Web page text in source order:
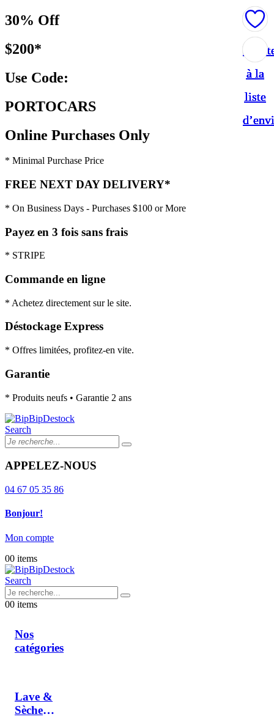
30% Off
$200*
Use Code:
PORTOCARS
Online Purchases Only
* Minimal Purchase Price
FREE NEXT DAY DELIVERY*
* On Business Days - Purchases $100 or More
Payez en 3 fois sans frais
* STRIPE
Commande en ligne
* Achetez directement sur le site.
Déstockage Express
* Offres limitées, profitez-en vite.
Garantie
* Produits neufs • Garantie 2 ans
Search
APPELEZ-NOUS
04 67 05 35 86
Bonjour!
Mon compte
00 items
Search
00 items
Nos
catégories
Lave &
Sèche
à la
liste
à la
liste
à la
liste
à la
liste
à la
liste